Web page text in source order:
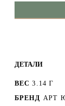
ДЕТАЛИ
ВЕС 3.14 Г
БРЕНД АРТ